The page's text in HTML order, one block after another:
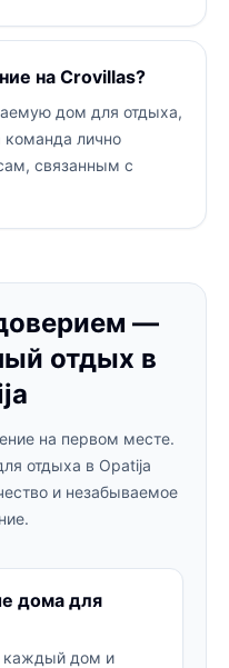
на Crovillas?
дом для отдыха,
команда лично
связанным с
—
отдых в
на первом месте.
отдыха в Opatija
и незабываемое
дома для
каждый дом и